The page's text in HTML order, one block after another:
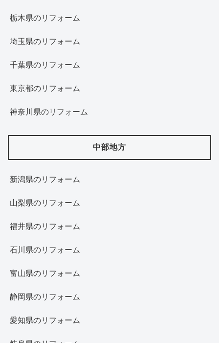
栃木県のリフォーム
埼玉県のリフォーム
千葉県のリフォーム
東京都のリフォーム
神奈川県のリフォーム
中部地方
新潟県のリフォーム
山梨県のリフォーム
福井県のリフォーム
石川県のリフォーム
富山県のリフォーム
静岡県のリフォーム
愛知県のリフォーム